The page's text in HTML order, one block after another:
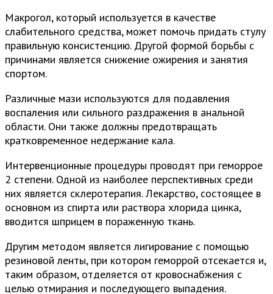
Макрогол, который используется в качестве
слабительного средства, может помочь придать стулу
правильную консистенцию. Другой формой борьбы с
причинами является снижение ожирения и занятия
спортом.
Различные мази используются для подавления
воспаления или сильного раздражения в анальной
области. Они также должны предотвращать
кратковременное недержание кала.
Интервенционные процедуры проводят при геморрое
2 степени. Одной из наиболее перспективных среди
них является склеротерапия. Лекарство, состоящее в
основном из спирта или раствора хлорида цинка,
вводится шприцем в пораженную ткань.
Другим методом является лигирование с помощью
резиновой ленты, при котором геморрой отсекается и,
таким образом, отделяется от кровоснабжения с
целью отмирания и последующего выпадения.